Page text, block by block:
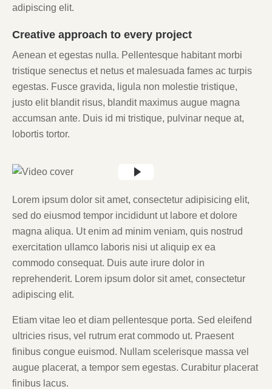
adipiscing elit.
Creative approach to every project
Aenean et egestas nulla. Pellentesque habitant morbi
tristique senectus et netus et malesuada fames ac turpis
egestas. Fusce gravida, ligula non molestie tristique,
justo elit blandit risus, blandit maximus augue magna
accumsan ante. Duis id mi tristique, pulvinar neque at,
lobortis tortor.
Lorem ipsum dolor sit amet, consectetur adipisicing elit,
sed do eiusmod tempor incididunt ut labore et dolore
magna aliqua. Ut enim ad minim veniam, quis nostrud
exercitation ullamco laboris nisi ut aliquip ex ea
commodo consequat. Duis aute irure dolor in
reprehenderit. Lorem ipsum dolor sit amet, consectetur
adipiscing elit.
Etiam vitae leo et diam pellentesque porta. Sed eleifend
ultricies risus, vel rutrum erat commodo ut. Praesent
finibus congue euismod. Nullam scelerisque massa vel
augue placerat, a tempor sem egestas. Curabitur placerat
finibus lacus.